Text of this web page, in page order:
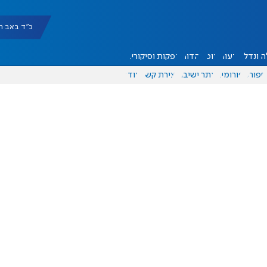
כ"ד באב תשפ"ו
ונדל"ן דעות אוכל יהדות הפקות וסיקורים
ספורט פורומים אתר ישיבה יצירת קשר עוד